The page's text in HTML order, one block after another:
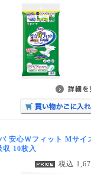
安心Ｗフィット Mサイ
収 10枚入
税込